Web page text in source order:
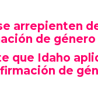
arrepienten
de género
que Idaho
de